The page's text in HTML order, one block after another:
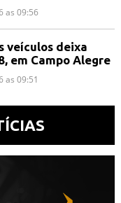
as 09:56
veículos deixa
em Campo Alegre
as 09:51